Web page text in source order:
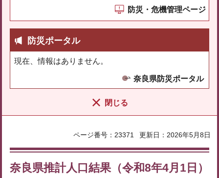
防災・危機管理ページ
防災ポータル
現在、情報はありません。
奈良県防災ポータル
閉じる
ページ番号：23371 更新日：2026年5月8日
奈良県推計人口結果（令和8年4月1日）